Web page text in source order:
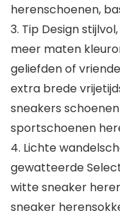
herenschoenen,
3. Tip Design
meer maten
geliefden of
extra brede
sneakers
sportschoenen
4. Lichte
gewatteerde
witte sneaker
sneaker